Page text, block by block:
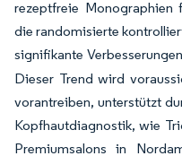
rezeptfreie Monographien
die randomisierte
signifikante
Dieser Trend wird
vorantreiben, unterstützt
Kopfhautdiagnostik, wie
Premiumsalons in